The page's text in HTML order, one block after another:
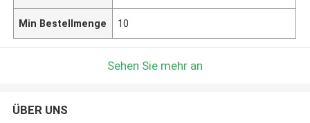
Min Bestellmenge 10
Sehen Sie mehr an
ÜBER UNS